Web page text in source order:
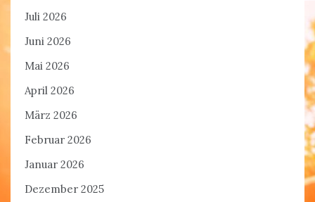
Juli 2026
Juni 2026
Mai 2026
April 2026
März 2026
Februar 2026
Januar 2026
Dezember 2025